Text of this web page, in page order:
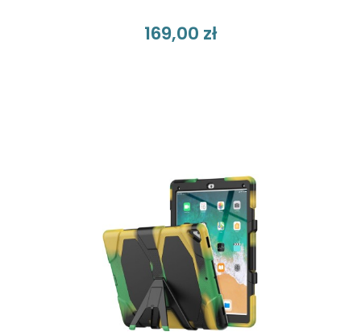
169,00 zł